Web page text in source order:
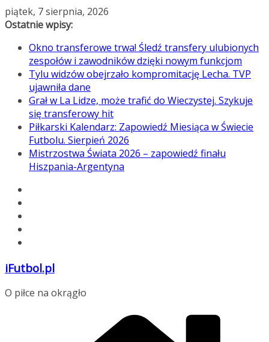
Przejdź
do
piątek, 7 sierpnia, 2026
Ostatnie wpisy:
Okno transferowe trwa! Śledź transfery ulubionych
zespołów i zawodników dzięki nowym funkcjom
Tylu widzów obejrzało kompromitację Lecha. TVP
ujawniła dane
Grał w La Lidze, może trafić do Wieczystej. Szykuje
się transferowy hit
Piłkarski Kalendarz: Zapowiedź Miesiąca w Świecie
Futbolu. Sierpień 2026
Mistrzostwa Świata 2026 – zapowiedź finału
Hiszpania-Argentyna
iFutbol.pl
O piłce na okrągło